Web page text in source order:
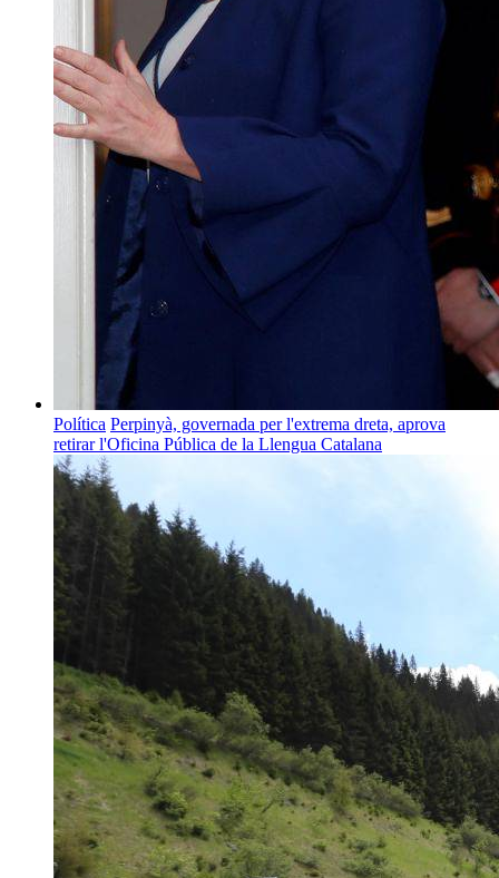
Política Perpinyà, governada per l'extrema dreta, aprova
retirar l'Oficina Pública de la Llengua Catalana